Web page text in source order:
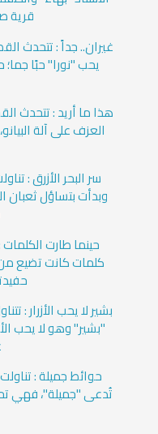
قرية
غيران.. جداً : تتحدث
يحب "نورا" حبًا
هذا ما أريد : تتحدث
العزف على آلة
سر البحر الأزرق :
وبدأت بتساؤل ثعبان
حينما طارت
كلمات كانت تضيع
بشير لا يحب الأزرار
"بشير" وهو لا يحب
حوائط جميلة :
تُدعى "جميلة"، فهي